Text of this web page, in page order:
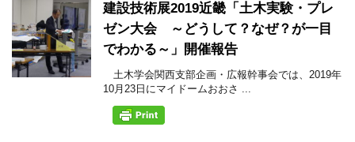
建設技術展2019近畿「土木実験・プレ
ゼン大会 ～どうして？なぜ？が一目
でわかる～」開催報告
土木学会関西支部企画・広報幹事会では、2019年
10月23日にマイドームおおさ ...